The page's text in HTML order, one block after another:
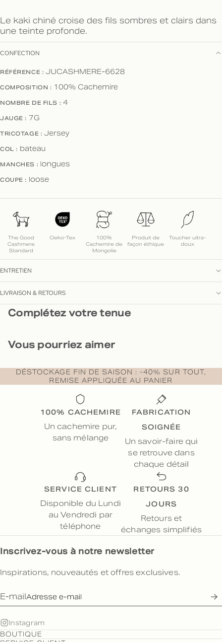
Le kaki chiné croise des fils sombres et clairs dans
une teinte profonde.
CONFECTION
RÉFÉRENCE : JUCASHMERE-6628
COMPOSITION : 100% Cachemire
NOMBRE DE FILS : 4
JAUGE : 7G
TRICOTAGE : Jersey
COL : bateau
MANCHES : longues
COUPE : loose
The Good
Cashmere
Standard
Oeko-Tex
100%
Cachemire de
Mongolie
Produit de
façon éthique
Toucher ultra-
doux
ENTRETIEN
LIVRAISON & RETOURS
Complétez votre tenue
Vous pourriez aimer
DÉSTOCKAGE FIN DE SAISON : -40% SUR TOUT,
REMISE APPLIQUÉE AU PANIER
100% CACHEMIRE
Un cachemire pur,
sans mélange
FABRICATION
SOIGNÉE
Un savoir-faire qui
se retrouve dans
chaque détail
SERVICE CLIENT
Disponible du Lundi
au Vendredi par
téléphone
RETOURS 30
JOURS
Retours et
échanges simplifiés
Inscrivez-vous à notre newsletter
Inspirations, nouveautés et offres exclusives.
E-mail
Instagram
BOUTIQUE